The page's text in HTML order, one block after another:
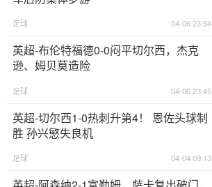
足球 04-06 23:54
英超-布伦特福德0-0闷平切尔西，杰克
逊、姆贝莫造险
足球 04-06 23:45
英超-切尔西1-0热刺升第4！ 恩佐头球制
胜 孙兴慜失良机
足球 04-04 09:13